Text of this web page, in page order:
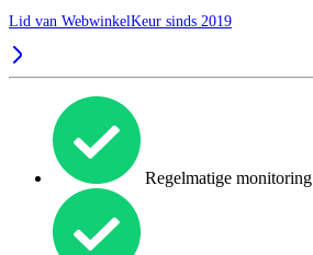
Lid van WebwinkelKeur sinds 2019
Regelmatige monitoring